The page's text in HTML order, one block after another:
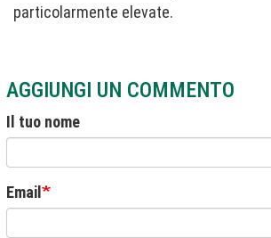
particolarmente elevate.
AGGIUNGI UN COMMENTO
Il tuo nome
Email